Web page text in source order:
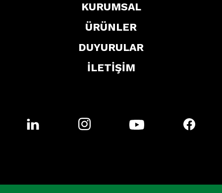
KURUMSAL
ÜRÜNLER
DUYURULAR
İLETİŞİM